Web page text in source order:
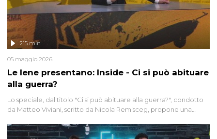
Le Iene presentano: Inside - Ci si può abituare
alla guerra?
215 min
05 maggio 2026
Lo speciale, dal titolo "Ci si può abituare alla guerra?", condotto
da Matteo Viviani, scritto da Nicola Remisceg, propone una
di settore - su quanto la guerra sia diventata una realtà pervasiva.